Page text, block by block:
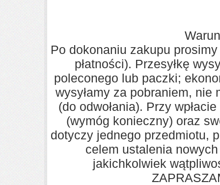
Po dokonaniu zakupu
płatności). Przesyłkę
poleconego lub paczki;
wysyłamy za pobraniem,
(do odwołania). Przy
(wymóg konieczny) oraz
dotyczy jednego przedmiotu,
celem ustalenia
jakichkolwiek